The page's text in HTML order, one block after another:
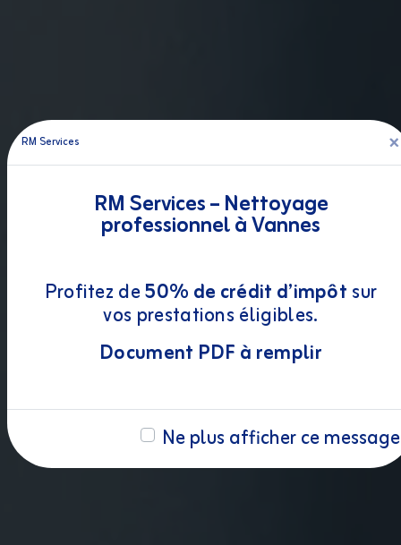
RM Services
×
RM Services – Nettoyage
professionnel à Vannes
Profitez de50% de crédit d’impôtsur
vos prestations éligibles.
Document PDF à remplir
Ne plus afficher ce message